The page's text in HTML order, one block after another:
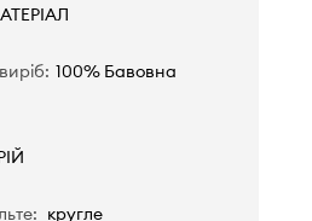
: 100% Бавовна
: кругле